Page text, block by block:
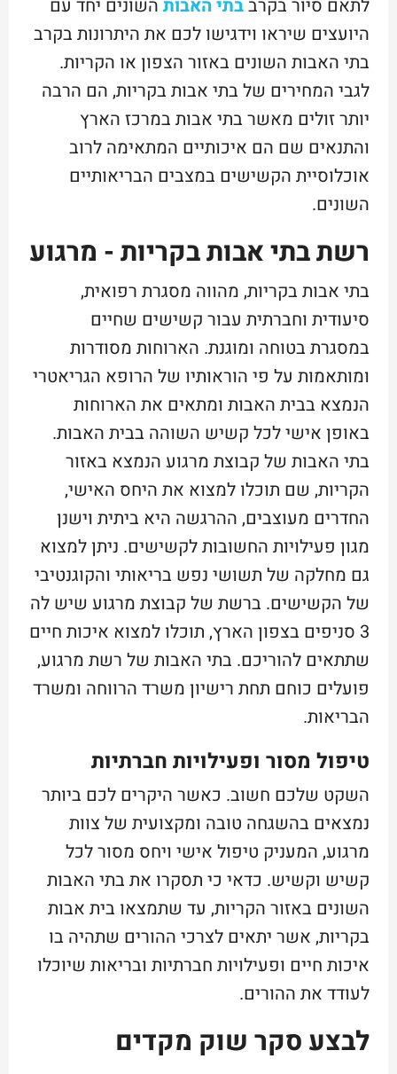
לתאם סיור בקרבבתי האבות השונים יחד עם
היועצים שיראו וידגישו לכם את היתרונות בקרב
בתי האבות השונים באזור הצפון או הקריות.
לגבי המחירים של בתי אבות בקריות, הם הרבה
יותר זולים מאשר בתי אבות במרכז הארץ
והתנאים שם הם איכותיים המתאימה לרוב
אוכלוסיית הקשישים במצבים הבריאותיים
השונים.
רשת בתי אבות בקריות - מרגוע
בתי אבות בקריות, מהווה מסגרת רפואית,
סיעודית וחברתית עבור קשישים שחיים
במסגרת בטוחה ומוגנת. הארוחות מסודרות
ומותאמות על פי הוראותיו של הרופא הגריאטרי
הנמצא בבית האבות ומתאים את הארוחות
באופן אישי לכל קשיש השוהה בבית האבות.
בתי האבות של קבוצת מרגוע הנמצא באזור
הקריות, שם תוכלו למצוא את היחס האישי,
החדרים מעוצבים, ההרגשה היא ביתית וישנן
מגון פעילויות החשובות לקשישים. ניתן למצוא
גם מחלקה של תשושי נפש בריאותי והקוגנטיבי
של הקשישים. ברשת של קבוצת מרגוע שיש לה
3 סניפים בצפון הארץ, תוכלו למצוא איכות חיים
שתתאים להוריכם. בתי האבות של רשת מרגוע,
פועלים כוחם תחת רישיון משרד הרווחה ומשרד
הבריאות.
טיפול מסור ופעילויות חברתיות
השקט שלכם חשוב. כאשר היקרים לכם ביותר
נמצאים בהשגחה טובה ומקצועית של צוות
מרגוע, המעניק טיפול אישי ויחס מסור לכל
קשיש וקשיש. כדאי כי תסקרו את בתי האבות
השונים באזור הקריות, עד שתמצאו בית אבות
בקריות, אשר יתאים לצרכי ההורים שתהיה בו
איכות חיים ופעילויות חברתיות ובריאות שיוכלו
לעודד את ההורים.
לבצע סקר שוק מקדים